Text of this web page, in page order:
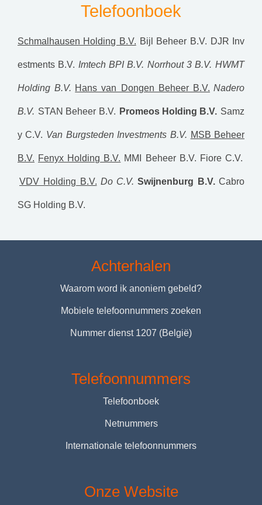
Telefoonboek
Schmalhausen Holding B.V. Bijl Beheer B.V. DJR Inv
estments B.V. Imtech BPI B.V. Norrhout 3 B.V. HWMT
Holding B.V. Hans van Dongen Beheer B.V. Nadero
B.V. STAN Beheer B.V. Promeos Holding B.V. Samz
y C.V. Van Burgsteden Investments B.V. MSB Beheer
B.V. Fenyx Holding B.V. MMI Beheer B.V. Fiore C.V.
VDV Holding B.V. Do C.V. Swijnenburg B.V. Cabro
SG Holding B.V.
Achterhalen
Waarom word ik anoniem gebeld?
Mobiele telefoonnummers zoeken
Nummer dienst 1207 (België)
Telefoonnummers
Telefoonboek
Netnummers
Internationale telefoonnummers
Onze Website